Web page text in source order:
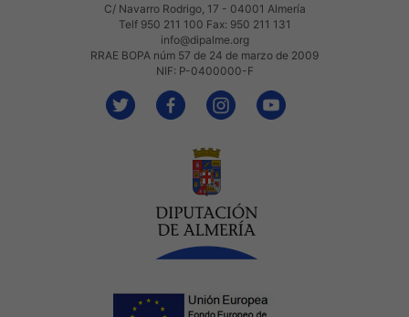
C/ Navarro Rodrigo, 17 - 04001 Almería
Telf 950 211 100 Fax: 950 211 131
info@dipalme.org
RRAE BOPA núm 57 de 24 de marzo de 2009
NIF: P-0400000-F